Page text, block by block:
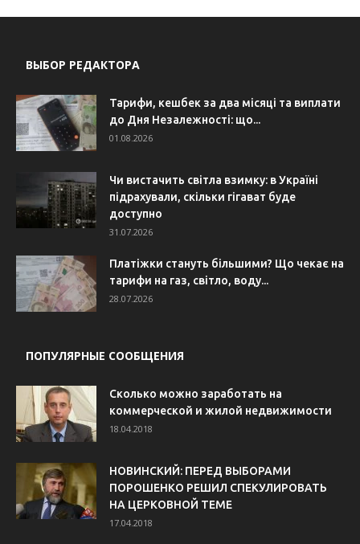
ВЫБОР РЕДАКТОРА
Тарифи, кешбек за два місяці та виплати
до Дня Незалежності: що...
01.08.2026
Чи вистачить світла взимку: в Україні
підрахували, скільки гігават буде
доступно
31.07.2026
Платіжки стануть більшими? Що чекає на
тарифи на газ, світло, воду...
28.07.2026
ПОПУЛЯРНЫЕ СООБЩЕНИЯ
Сколько можно заработать на
коммерческой и жилой недвижимости
18.04.2018
НОВИНСКИЙ: ПЕРЕД ВЫБОРАМИ
ПОРОШЕНКО РЕШИЛ СПЕКУЛИРОВАТЬ
НА ЦЕРКОВНОЙ ТЕМЕ
17.04.2018